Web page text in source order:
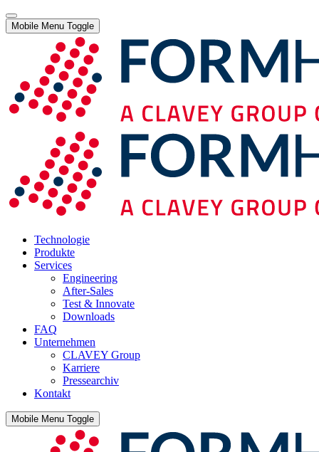
Mobile Menu Toggle
Technologie
Produkte
Services
Engineering
After-Sales
Test & Innovate
Downloads
FAQ
Unternehmen
CLAVEY Group
Karriere
Pressearchiv
Kontakt
Mobile Menu Toggle